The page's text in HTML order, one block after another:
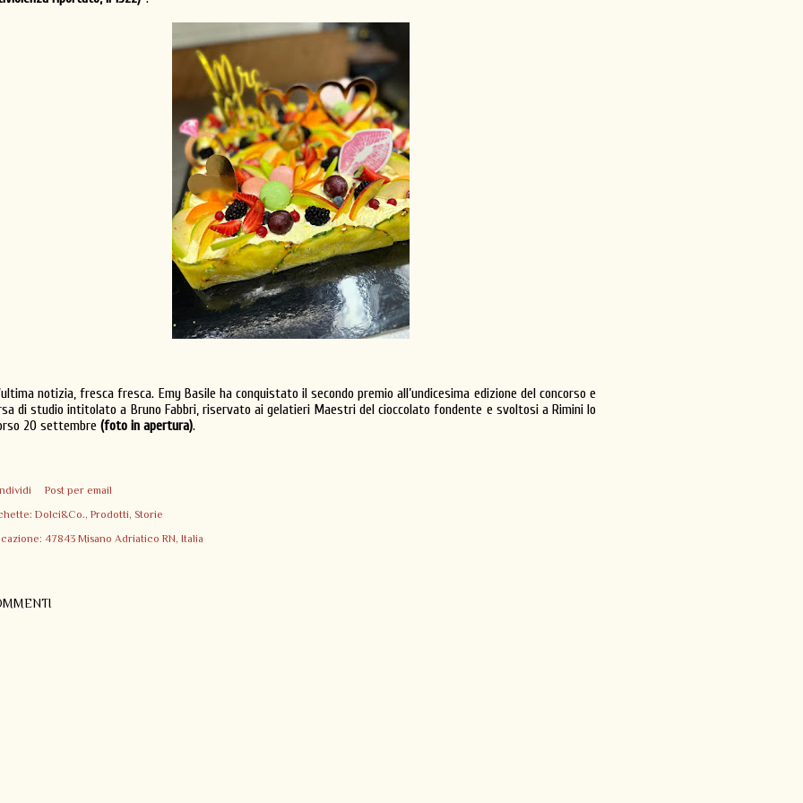
notizia, fresca fresca. Emy Basile ha conquistato il secondo premio all’undicesima edizione del concorso e
di studio intitolato a Bruno Fabbri, riservato ai gelatieri Maestri del cioccolato fondente e svoltosi a Rimini lo
20 settembre (foto in apertura).
Post per email
Dolci&Co. Prodotti Storie
47843 Misano Adriatico RN, Italia